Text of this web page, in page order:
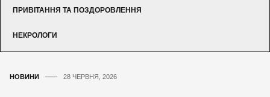
ПРИВІТАННЯ ТА ПОЗДОРОВЛЕННЯ
НЕКРОЛОГИ
НОВИНИ 28 ЧЕРВНЯ, 2026